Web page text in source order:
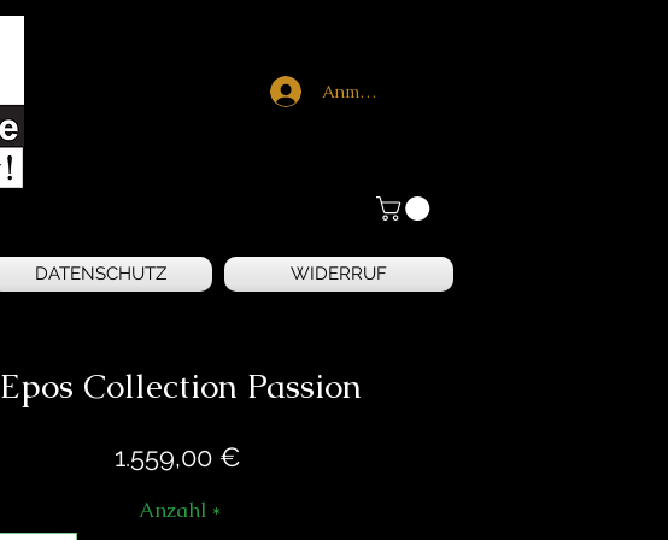
Anmelden
DATENSCHUTZ WIDERRUF
Epos Collection Passion
1.559,00 €Preis
Anzahl *